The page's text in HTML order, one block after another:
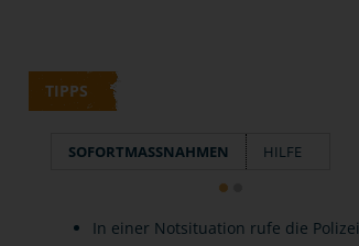
TIPPS
SOFORTMASSNAHMEN HILFE
In einer Notsituation rufe die Polizei